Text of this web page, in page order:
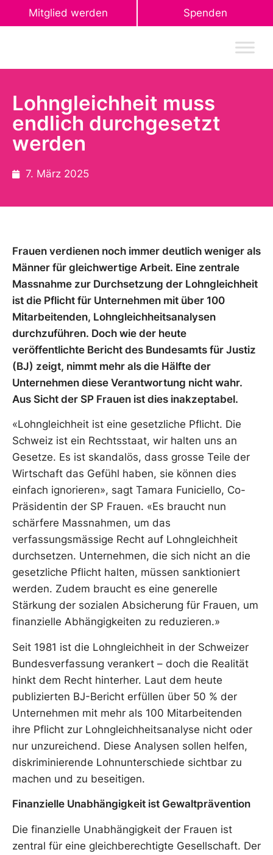
Mitglied werden Spenden
Lohngleichheit muss
endlich durchgesetzt
werden
7. März 2025
Frauen verdienen noch immer deutlich weniger als
Männer für gleichwertige Arbeit. Eine zentrale
Massnahme zur Durchsetzung der Lohngleichheit
ist die Pflicht für Unternehmen mit über 100
Mitarbeitenden, Lohngleichheitsanalysen
durchzuführen. Doch wie der heute
veröffentlichte Bericht des Bundesamts für Justiz
(BJ) zeigt, nimmt mehr als die Hälfte der
Unternehmen diese Verantwortung nicht wahr.
Aus Sicht der SP Frauen ist dies inakzeptabel.
«Lohngleichheit ist eine gesetzliche Pflicht. Die
Schweiz ist ein Rechtsstaat, wir halten uns an
Gesetze. Es ist skandalös, dass grosse Teile der
Wirtschaft das Gefühl haben, sie können dies
einfach ignorieren», sagt Tamara Funiciello, Co-
Präsidentin der SP Frauen. «Es braucht nun
schärfere Massnahmen, um das
verfassungsmässige Recht auf Lohngleichheit
durchsetzen. Unternehmen, die sich nicht an die
gesetzliche Pflicht halten, müssen sanktioniert
werden. Zudem braucht es eine generelle
Stärkung der sozialen Absicherung für Frauen, um
finanzielle Abhängigkeiten zu reduzieren.»
Seit 1981 ist die Lohngleichheit in der Schweizer
Bundesverfassung verankert – doch die Realität
hinkt dem Recht hinterher. Laut dem heute
publizierten BJ-Bericht erfüllen über 50 % der
Unternehmen mit mehr als 100 Mitarbeitenden
ihre Pflicht zur Lohngleichheitsanalyse nicht oder
nur unzureichend. Diese Analysen sollen helfen,
diskriminierende Lohnunterschiede sichtbar zu
machen und zu beseitigen.
Finanzielle Unabhängigkeit ist Gewaltprävention
Die finanzielle Unabhängigkeit der Frauen ist
zentral für eine gleichberechtigte Gesellschaft. Der